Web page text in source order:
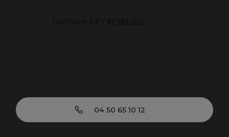
04 50 65 10 12